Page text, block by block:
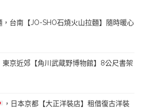
台南【JO-SHO石燒火山拉麵】隨時暖心
京近郊【角川武蔵野博物館】8公尺書架
，日本京都【大正洋裝店】租借復古洋裝